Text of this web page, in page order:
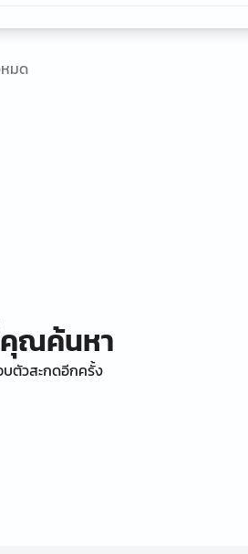
มด
ณค้นหา
ตัวสะกดอีกครั้ง